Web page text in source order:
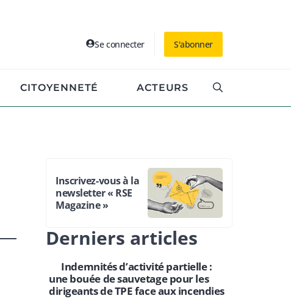
Se connecter S'abonner
CITOYENNETÉ ACTEURS
Inscrivez-vous à la
newsletter « RSE
Magazine »
Derniers articles
Indemnités d’activité partielle :
une bouée de sauvetage pour les
dirigeants de TPE face aux incendies